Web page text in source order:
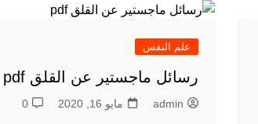
علم النفس
رسائل ماجستير عن القلق pdf
admin مايو 16, 2020 0